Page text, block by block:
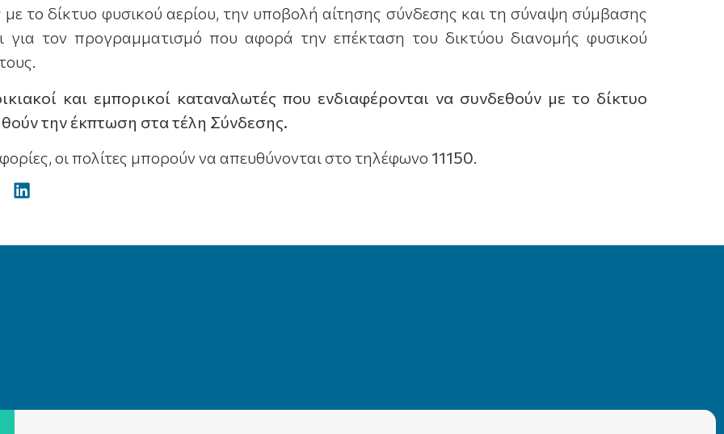
με το δίκτυο φυσικού αερίου, την υποβολή αίτησης σύνδεσης και τη σύναψη σύμβασης
για τον προγραμματισμό που αφορά την επέκταση του δικτύου διανομής φυσικού
και εμπορικοί καταναλωτές που ενδιαφέρονται να συνδεθούν με το δίκτυο
την έκπτωση στα τέλη Σύνδεσης.
οι πολίτες μπορούν να απευθύνονται στο τηλέφωνο 11150.